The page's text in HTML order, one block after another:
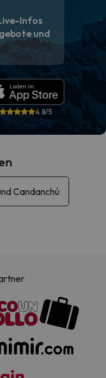
Infos
und
4.8/5
Candanchú